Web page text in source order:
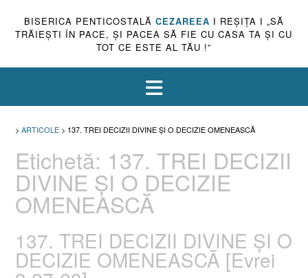
BISERICA PENTICOSTALĂ CEZAREEA I REŞIŢA I „SĂ
TRĂIEŞTI ÎN PACE, ŞI PACEA SĂ FIE CU CASA TA ŞI CU
TOT CE ESTE AL TĂU !”
> ARTICOLE > 137. TREI DECIZII DIVINE ŞI O DECIZIE OMENEASCĂ
Etichetă: 137. TREI DECIZII
DIVINE ŞI O DECIZIE
OMENEASCĂ
137. TREI DECIZII DIVINE ŞI O
DECIZIE OMENEASCĂ [Evrei